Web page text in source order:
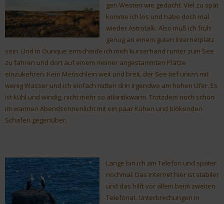
gen Westen wie gedacht. Viel zu spät
komme ich los und habe doch mal
wieder Astrotalk. Also muß ich früh
genug an einem guten Internetplatz
sein. Und in Ourique entscheide ich mich kurzerhand runter zum See
zu fahren und dort auf einem meiner angestammten Plätze
einzukehren. Kein Menschlein weit und breit, der See tief unten mit
wenig Wasser und ich einfach mitten drin irgendwo am hohen Ufer. Es
ist kühl und windig, nicht mehr so atlantikwarm. Trotzdem noch schön
im warmen Abendsonnenlicht mit ein paar Kühen und blökenden
Schafen gegenüber.
Lange bin ich am Telefon und später
nochmal. Das Internet hier ist stabiler
und das hilft vor allem beim zweiten
Telefonat. Unterbrechungen in